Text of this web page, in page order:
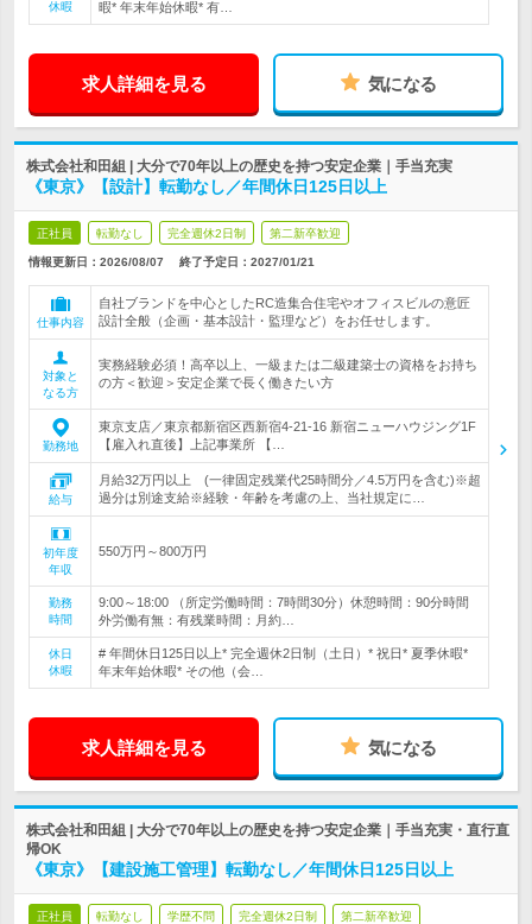
休暇
暇* 年末年始休暇* 有…
求人詳細を見る 気になる
株式会社和田組 | 大分で70年以上の歴史を持つ安定企業｜手当充実
《東京》【設計】転勤なし／年間休日125日以上
正社員 転勤なし 完全週休2日制 第二新卒歓迎
情報更新日：2026/08/07 終了予定日： 2027/01/21
仕事内容
自社ブランドを中心としたRC造集合住宅やオフィスビルの意匠
設計全般（企画・基本設計・監理など）をお任せします。
対象と
なる方
実務経験必須！高卒以上、一級または二級建築士の資格をお持ち
の方＜歓迎＞安定企業で長く働きたい方
勤務地
東京支店／東京都新宿区西新宿4-21-16 新宿ニューハウジング1F
【雇入れ直後】上記事業所 【…
給与
月給32万円以上 (一律固定残業代25時間分／4.5万円を含む)※超
過分は別途支給※経験・年齢を考慮の上、当社規定に…
初年度
年収
550万円～800万円
勤務
時間
9:00～18:00 （所定労働時間：7時間30分）休憩時間：90分時間
外労働有無：有残業時間：月約…
休日
休暇
# 年間休日125日以上* 完全週休2日制（土日）* 祝日* 夏季休暇*
年末年始休暇* その他（会…
求人詳細を見る 気になる
株式会社和田組 | 大分で70年以上の歴史を持つ安定企業｜手当充実・直行直
帰OK
《東京》【建設施工管理】転勤なし／年間休日125日以上
正社員 転勤なし 学歴不問 完全週休2日制 第二新卒歓迎